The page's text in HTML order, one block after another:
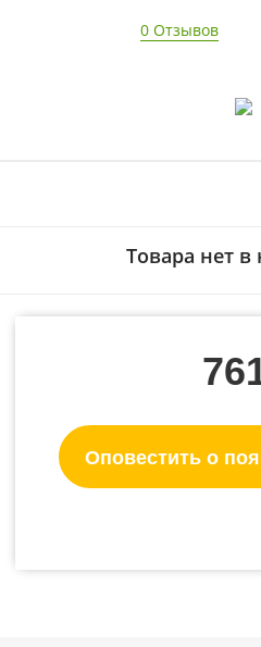
0 Отзывов
Товара нет в
Оповестить о